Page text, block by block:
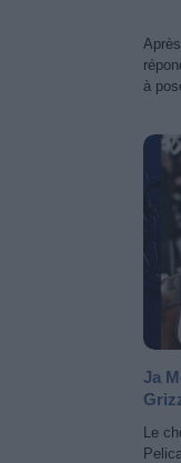
à
Ja
Le